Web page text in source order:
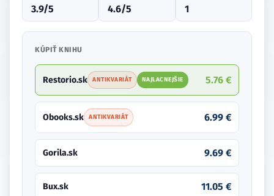
3.9/5 4.6/5 1
KÚPIŤ KNIHU
Restorio.sk ANTIKVARIÁT NAJLACNEJŠIE 5.76 €
Obooks.sk ANTIKVARIÁT 6.99 €
Gorila.sk 9.69 €
Bux.sk 11.05 €